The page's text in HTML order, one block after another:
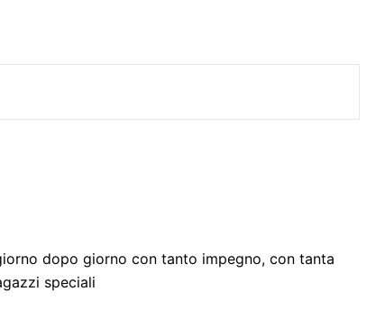
dopo giorno con tanto impegno, con tanta
speciali